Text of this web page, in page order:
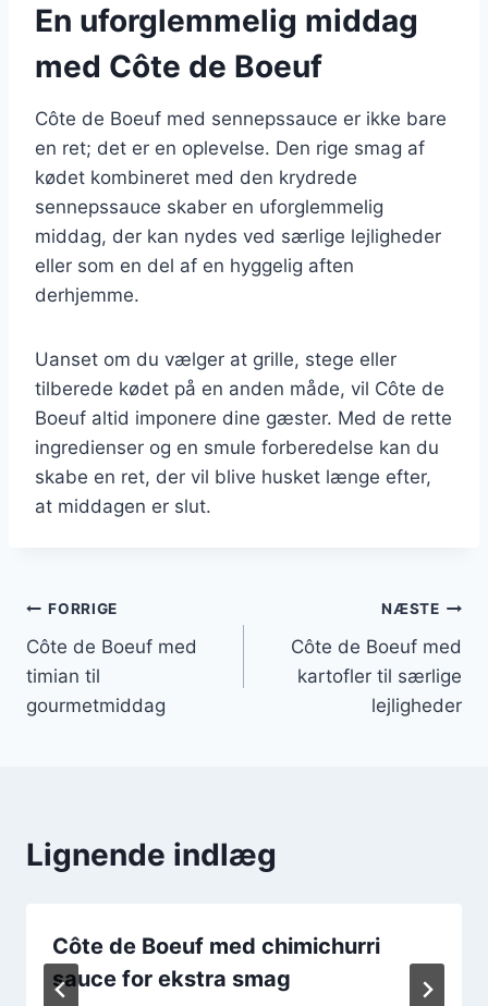
En uforglemmelig middag
med Côte de Boeuf
Côte de Boeuf med sennepssauce er ikke bare
en ret; det er en oplevelse. Den rige smag af
kødet kombineret med den krydrede
sennepssauce skaber en uforglemmelig
middag, der kan nydes ved særlige lejligheder
eller som en del af en hyggelig aften
derhjemme.
Uanset om du vælger at grille, stege eller
tilberede kødet på en anden måde, vil Côte de
Boeuf altid imponere dine gæster. Med de rette
ingredienser og en smule forberedelse kan du
skabe en ret, der vil blive husket længe efter,
at middagen er slut.
Indlægsnavigation
FORRIGE
Côte de Boeuf med
timian til
gourmetmiddag
NÆSTE
Côte de Boeuf med
kartofler til særlige
lejligheder
Lignende indlæg
Côte de Boeuf med chimichurri
sauce for ekstra smag